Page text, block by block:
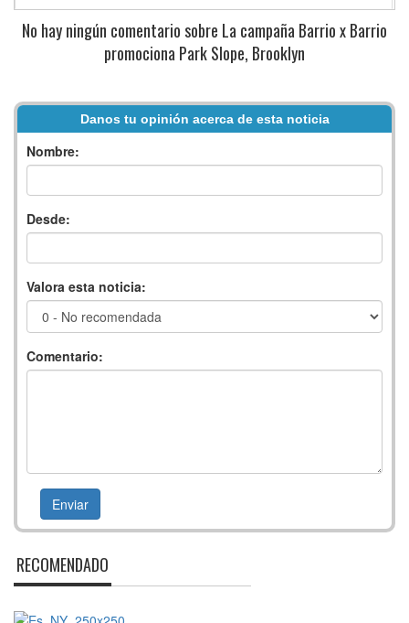
No hay ningún comentario sobre La campaña Barrio x Barrio
promociona Park Slope, Brooklyn
Danos tu opinión acerca de esta noticia
Nombre:
Desde:
Valora esta noticia:
Comentario:
RECOMENDADO